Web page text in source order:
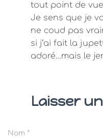
tout point de
Je sens que je
ne coud pas
si j’ai fait la
adoré…mais le
Laisser
Nom *